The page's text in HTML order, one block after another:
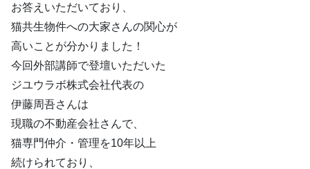
お答えいただいており、
猫共生物件への大家さんの関心が
高いことが分かりました！
今回外部講師で登壇いただいた
ジユウラボ株式会社代表の
伊藤周吾さんは
現職の不動産会社さんで、
猫専門仲介・管理を10年以上
続けられており、